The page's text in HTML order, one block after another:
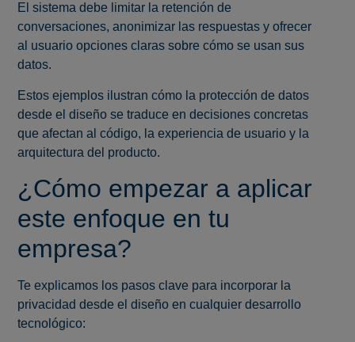
El sistema debe limitar la retención de
conversaciones, anonimizar las respuestas y ofrecer
al usuario opciones claras sobre cómo se usan sus
datos.
Estos ejemplos ilustran cómo la protección de datos
desde el diseño se traduce en decisiones concretas
que afectan al código, la experiencia de usuario y la
arquitectura del producto.
¿Cómo empezar a aplicar
este enfoque en tu
empresa?
Te explicamos los pasos clave para incorporar la
privacidad desde el diseño en cualquier desarrollo
tecnológico: